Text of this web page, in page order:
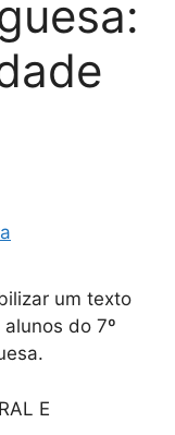
um texto
do 7º
E